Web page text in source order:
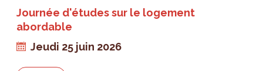
Journée d'études sur le logement
abordable
Jeudi 25 juin 2026